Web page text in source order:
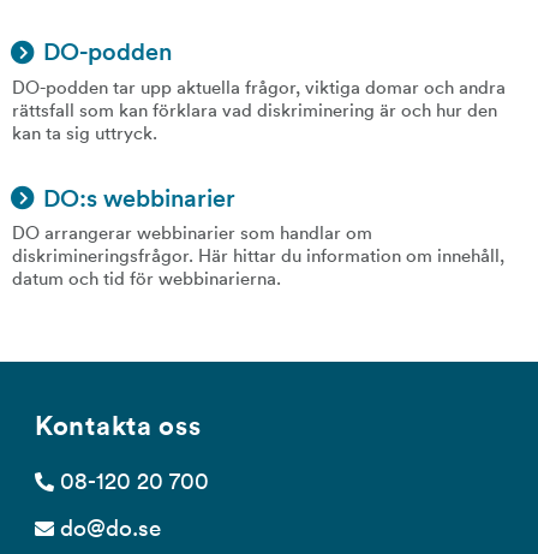
DO-podden
DO-podden tar upp aktuella frågor, viktiga domar och andra
rättsfall som kan förklara vad diskriminering är och hur den
kan ta sig uttryck.
DO:s webbinarier
DO arrangerar webbinarier som handlar om
diskrimineringsfrågor. Här hittar du information om innehåll,
datum och tid för webbinarierna.
Kontakta oss
08-120 20 700
do@do.se